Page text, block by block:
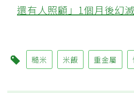
還有人照顧」1個月後幻
糙米 米飯 重金屬